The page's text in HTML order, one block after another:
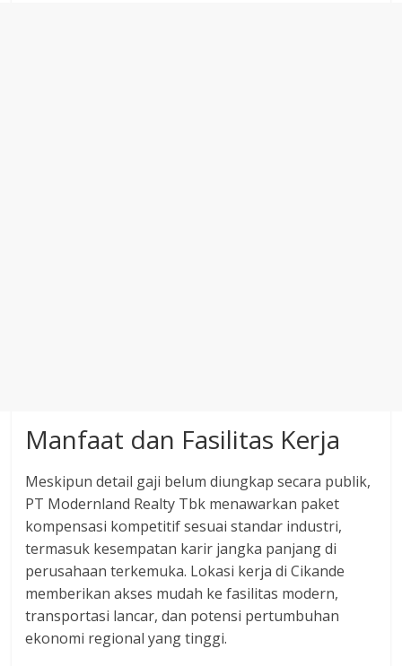
Manfaat dan Fasilitas Kerja
Meskipun detail gaji belum diungkap secara publik,
PT Modernland Realty Tbk menawarkan paket
kompensasi kompetitif sesuai standar industri,
termasuk kesempatan karir jangka panjang di
perusahaan terkemuka. Lokasi kerja di Cikande
memberikan akses mudah ke fasilitas modern,
transportasi lancar, dan potensi pertumbuhan
ekonomi regional yang tinggi.